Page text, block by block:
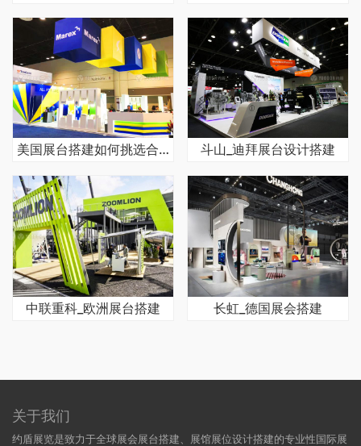
美国展台搭建如何挑选合作公司 斗山_迪拜展台设计搭建
中联重科_欧洲展台搭建 长虹_德国展会搭建
关于我们
约盾展览是致力于全球展会展台搭建、展馆展位设计搭建的专业性国际展